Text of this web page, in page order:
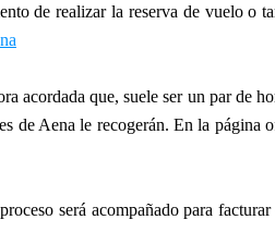
de realizar la reserva de vuelo o
acordada que, suele ser un par de
de Aena le recogerán. En la página
será acompañado para